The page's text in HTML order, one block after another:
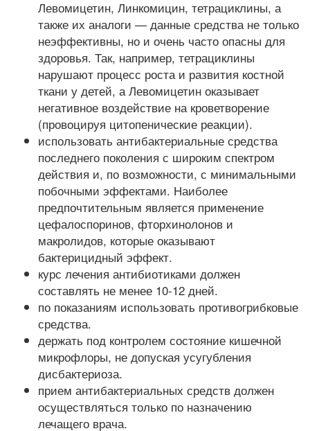
Левомицетин, Линкомицин, тетрациклины, а
также их аналоги — данные средства не только
неэффективны, но и очень часто опасны для
здоровья. Так, например, тетрациклины
нарушают процесс роста и развития костной
ткани у детей, а Левомицетин оказывает
негативное воздействие на кроветворение
(провоцируя цитопенические реакции).
использовать антибактериальные средства
последнего поколения с широким спектром
действия и, по возможности, с минимальными
побочными эффектами. Наиболее
предпочтительным является применение
цефалоспоринов, фторхинолонов и
макролидов, которые оказывают
бактерицидный эффект.
курс лечения антибиотиками должен
составлять не менее 10-12 дней.
по показаниям использовать противогрибковые
средства.
держать под контролем состояние кишечной
микрофлоры, не допуская усугубления
дисбактериоза.
прием антибактериальных средств должен
осуществляться только по назначению
лечащего врача.